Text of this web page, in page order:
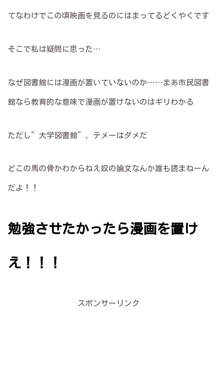
てなわけでこの頃映画を見るのにはまってるどくやくです
そこで私は疑問に思った…
なぜ図書館には漫画が置いていないのか……まあ市民図書
館なら教育的な意味で漫画が置けないのはギリわかる
ただし”大学図書館”、テメーはダメだ
どこの馬の骨かわからねえ奴の論文なんか誰も読まねーん
だよ！！
勉強させたかったら漫画を置け
え！！！
スポンサーリンク